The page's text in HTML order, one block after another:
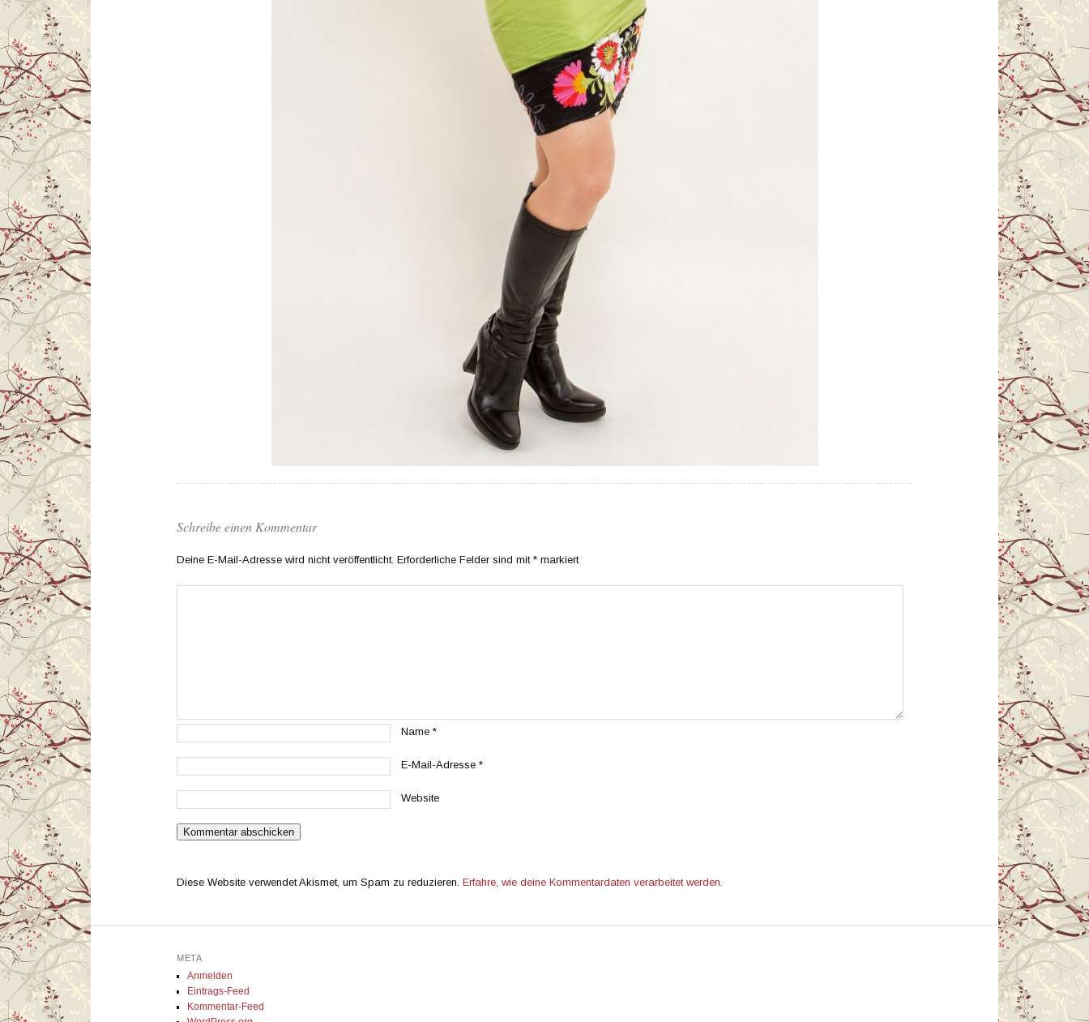
Schreibe einen Kommentar
Deine E-Mail-Adresse wird nicht veröffentlicht. Erforderliche Felder sind mit * markiert
Name *
E-Mail-Adresse *
Website
Diese Website verwendet Akismet, um Spam zu reduzieren. Erfahre, wie deine Kommentardaten verarbeitet werden.
META
Anmelden
Eintrags-Feed
Kommentar-Feed